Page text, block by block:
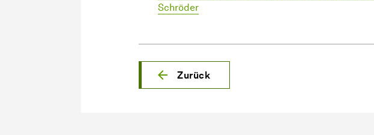
Schröder
Zurück